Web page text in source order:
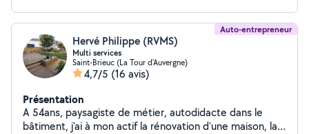
Auto-entrepreneur
Hervé Philippe (RVMS)
Multi services
Saint-Brieuc (La Tour d'Auvergne)
4,7/5 (16 avis)
Présentation
A 54ans, paysagiste de métier, autodidacte dans le
bâtiment, j'ai à mon actif la rénovation d'une maison, la